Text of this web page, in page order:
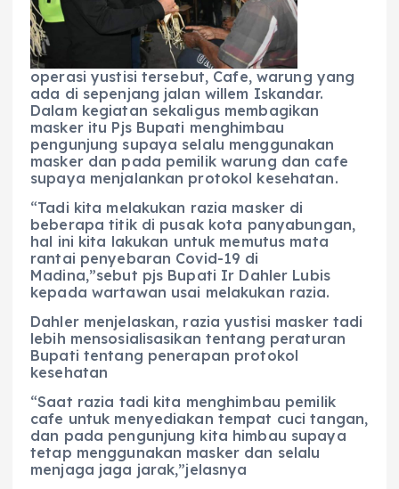
operasi yustisi tersebut, Cafe, warung yang
ada di sepenjang jalan willem Iskandar.
Dalam kegiatan sekaligus membagikan
masker itu Pjs Bupati menghimbau
pengunjung supaya selalu menggunakan
masker dan pada pemilik warung dan cafe
supaya menjalankan protokol kesehatan.
“Tadi kita melakukan razia masker di
beberapa titik di pusak kota panyabungan,
hal ini kita lakukan untuk memutus mata
rantai penyebaran Covid-19 di
Madina,”sebut pjs Bupati Ir Dahler Lubis
kepada wartawan usai melakukan razia.
Dahler menjelaskan, razia yustisi masker tadi
lebih mensosialisasikan tentang peraturan
Bupati tentang penerapan protokol
kesehatan
“Saat razia tadi kita menghimbau pemilik
cafe untuk menyediakan tempat cuci tangan,
dan pada pengunjung kita himbau supaya
tetap menggunakan masker dan selalu
menjaga jaga jarak,”jelasnya